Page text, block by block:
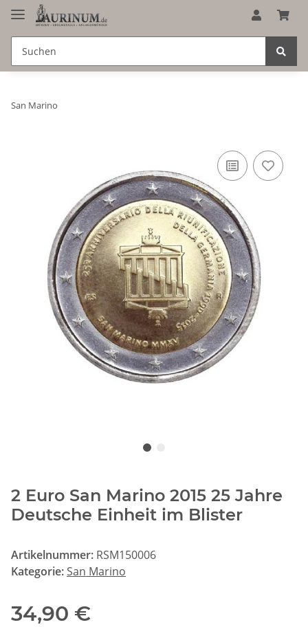
San Marino
2 Euro San Marino 2015 25 Jahre
Deutsche Einheit im Blister
Artikelnummer: RSM150006
Kategorie: San Marino
34,90 €